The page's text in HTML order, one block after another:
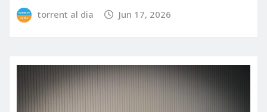
torrent al dia Jun 17, 2026